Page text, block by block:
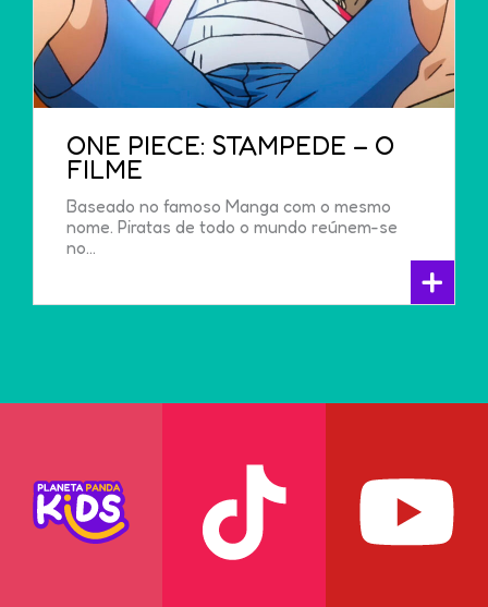
ONE PIECE: STAMPEDE – O
FILME
Baseado no famoso Manga com o mesmo
nome. Piratas de todo o mundo reúnem-se
no...
+